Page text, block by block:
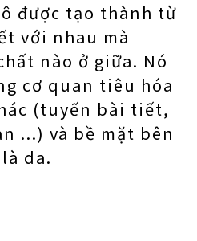
được tạo thành từ
với nhau mà
nào ở giữa. Nó
cơ quan tiêu hóa
(tuyến bài tiết,
...) và bề mặt bên
da.